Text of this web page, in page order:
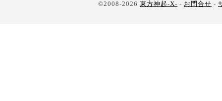
©2008-2026 東方神起-X- - お問合せ -